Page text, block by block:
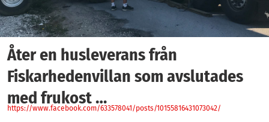
Åter en husleverans från
Fiskarhedenvillan som avslutades
med frukost …
https://www.facebook.com/633578041/posts/10155816431073042/